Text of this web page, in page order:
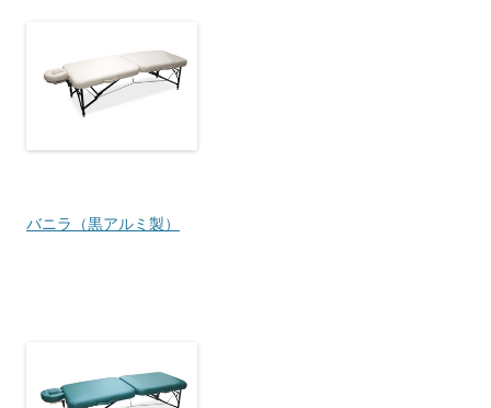
バニラ（黒アルミ製）